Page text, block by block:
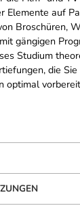
Elemente auf
Broschüren,
gängigen
Studium
die
optimal